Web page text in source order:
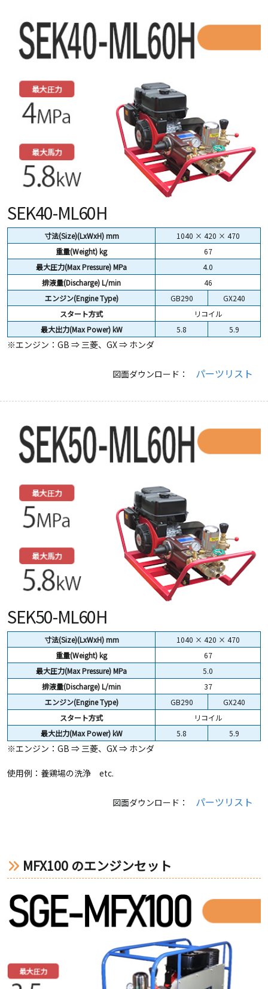
SEK40-ML60H
寸法(Size)(LxWxH) mm
1040 × 420 × 470
重量(Weight)kg
67
最大圧力(Max Pressure) MPa
4.0
排液量(Discharge) L/min
46
エンジン(Engine Type)
GB290
GX240
スタート方式
リコイル
最大出力(Max Power) kW
5.8 5.9
※エンジン：GB ⇒ 三菱、GX ⇒ ホンダ
図面ダウンロード： パーツリスト
SEK50-ML60H
寸法(Size)(LxWxH) mm
1040 × 420 × 470
重量(Weight) kg
67
最大圧力(Max Pressure) MPa
5.0
排液量(Discharge) L/min
37
エンジン(Engine Type)
GB290
GX240
スタート方式
リコイル
最大出力(Max Power) kW
5.8 5.9
※エンジン：GB ⇒ 三菱、GX ⇒ ホンダ
使用例：養鶏場の洗浄 etc.
図面ダウンロード： パーツリスト
MFX100 のエンジンセット